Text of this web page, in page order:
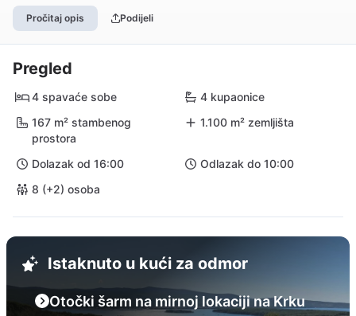
Pročitaj opis Podijeli
Pregled
4 spavaće sobe
4 kupaonice
167 m² stambenog
prostora
1.100 m² zemljišta
Dolazak od 16:00
Odlazak do 10:00
8 (+2) osoba
Istaknuto u kući za odmor
Otočki šarm na mirnoj lokaciji na Krku